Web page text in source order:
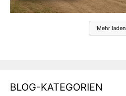
Mehr laden
BLOG-KATEGORIEN